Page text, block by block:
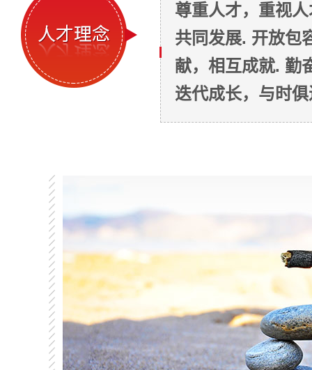
尊重人才，重视
共同发展. 开放包
献，相互成就. 勤
迭代成长，与时